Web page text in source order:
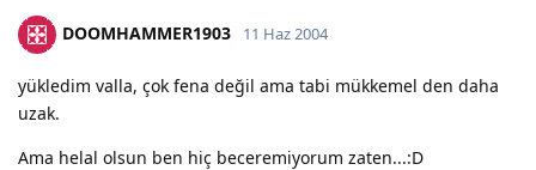
DOOMHAMMER1903 11 Haz 2004
yükledim valla, çok fena değil ama tabi mükkemel den daha
uzak.
Ama helal olsun ben hiç beceremiyorum zaten...:D